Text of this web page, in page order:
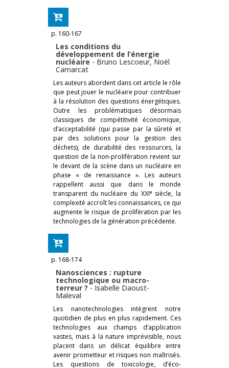
p. 160-167
Les conditions du
développement de l’énergie
nucléaire - Bruno Lescoeur, Noël
Camarcat
Les auteurs abordent dans cet article le rôle
que peut jouer le nucléaire pour contribuer
à la résolution des questions énergétiques.
Outre les problématiques désormais
classiques de compétitivité économique,
d’acceptabilité (qui passe par la sûreté et
par des solutions pour la gestion des
déchets), de durabilité des ressources, la
question de la non-prolifération revient sur
le devant de la scène dans un nucléaire en
phase « de renaissance ». Les auteurs
rappellent aussi que dans le monde
transparent du nucléaire du XXIesiècle, la
complexité accroît les connaissances, ce qui
augmente le risque de prolifération par les
technologies de la génération précédente.
p. 168-174
Nanosciences : rupture
technologique ou macro-
terreur ?- Isabelle Daoust-
Maleval
Les nanotechnologies intègrent notre
quotidien de plus en plus rapidement. Ces
technologies aux champs d’application
vastes, mais à la nature imprévisible, nous
placent dans un délicat équilibre entre
avenir prometteur et risques non maîtrisés.
Les questions de toxicologie, d’éco-